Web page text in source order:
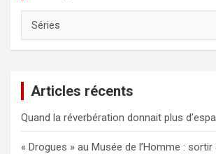
Articles récents
Quand la réverbération donnait plus
« Drogues » au Musée de l’Homme : sortir